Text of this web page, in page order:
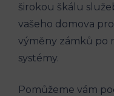
širokou škálu
⁤vašeho domova
výměny zámků po
‍systémy.
Pomůžeme ⁣vám⁣